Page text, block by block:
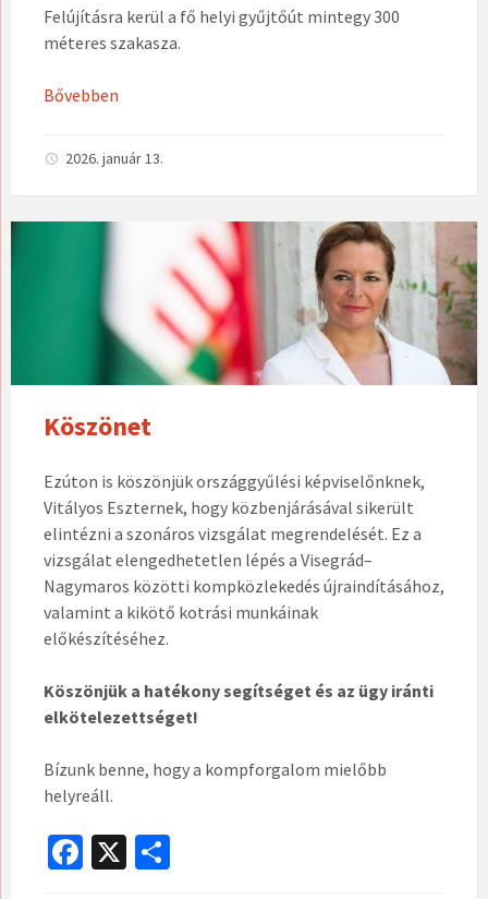
Felújításra kerül a fő helyi gyűjtőút mintegy 300
méteres szakasza.
Bővebben
2026. január 13.
Köszönet
Ezúton is köszönjük országgyűlési képviselőnknek,
Vitályos Eszternek, hogy közbenjárásával sikerült
elintézni a szonáros vizsgálat megrendelését. Ez a
vizsgálat elengedhetetlen lépés a Visegrád–
Nagymaros közötti kompközlekedés újraindításához,
valamint a kikötő kotrási munkáinak
előkészítéséhez.
Köszönjük a hatékony segítséget és az ügy iránti
elkötelezettséget!
Bízunk benne, hogy a kompforgalom mielőbb
helyreáll.
Fa X